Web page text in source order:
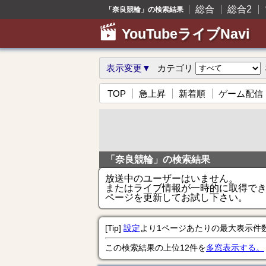
「奈良競輪」の検索結果 総合 総合2
YouTubeライブNavi
表示変更▼ カテゴリ
TOP 急上昇 新着順 ゲーム配信
「奈良競輪」の検索結果
放送中のユーザーはいません。
またはライブ情報が一時的に取得で
ページを更新してお試し下さい。
[Tip] 設定より1ページあたりの最大表示件
この検索結果の上位12件を多窓表示する。